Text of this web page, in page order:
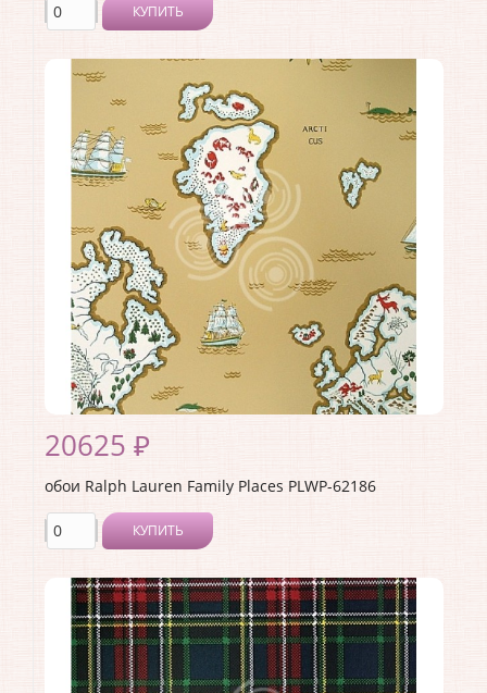
КУПИТЬ
Производитель:Ralph Lauren
Коллекция:Family Places
Длина рулона:
Ширина рулона:
0.68
Материал покрытия:
<>
Страна:США
Материал основы:Бумага
20625 ₽
обои Ralph Lauren Family Places PLWP-62186
КУПИТЬ
Производитель:Ralph Lauren
Коллекция:Family Places
Длина рулона:10
Ширина рулона:0.68
Материал покрытия:<>
Страна:США